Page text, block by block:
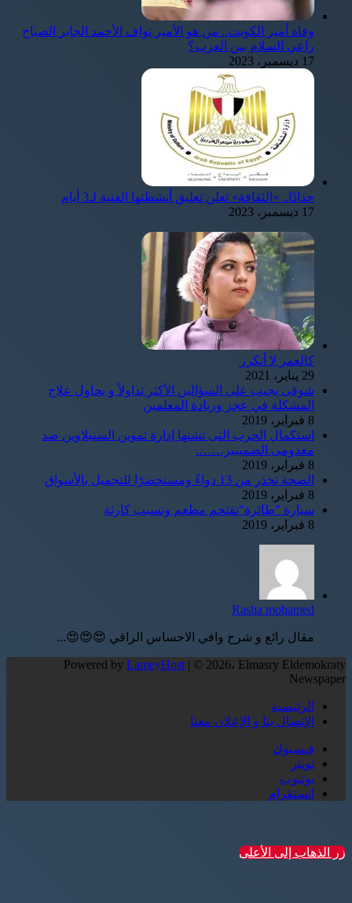
وفاة أمير الكويت.. من هو الأمير نواف الأحمد الجابر الصباح
راعي السلام بين العرب؟
17 ديسمبر، 2023
حدادًا.. «الثقافة» تعلن تعليق أنشطتها الفنية لـ3 أيام
17 ديسمبر، 2023
كالعمر لا أتكرر
29 يناير، 2021
شوقى يجيب على السؤالين الأكثر تداولاً و يحاول علاج
المشكلة في عجز وزيادة المعلمين
8 فبراير، 2019
استكمال الحرب التى تشنها إدارة تموين السنبلاوين ضد
معدومى الضمييير…….
8 فبراير، 2019
الصحة تحذر من 13 دواءً ومستحضرًا للتجميل بالأسواق
8 فبراير، 2019
سيارة "طائرة"تقتحم مطعم وتسبب كارثة
8 فبراير، 2019
Rasha mohamed
مقال رائع و شرح وافي الاحساس الراقي 😍😍😍...
Powered by LameyHost | © 2026، Elmasry Eldemokraty
Newspaper
الرئيسية
الإتصال بنا و الإعلان معنا
فيسبوك
تويتر
يوتيوب
انستقرام
زر الذهاب إلى الأعلى